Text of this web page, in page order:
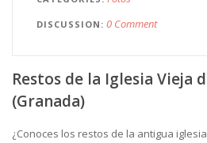
DISCUSSION 0 Comment
Restos de la Iglesia Vieja
(Granada)
¿Conoces los restos de la antigua